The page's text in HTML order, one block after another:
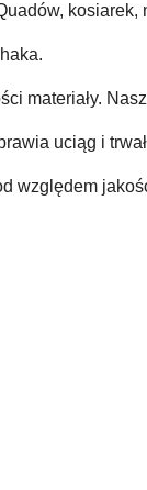
materiały.
uciąg i
względem